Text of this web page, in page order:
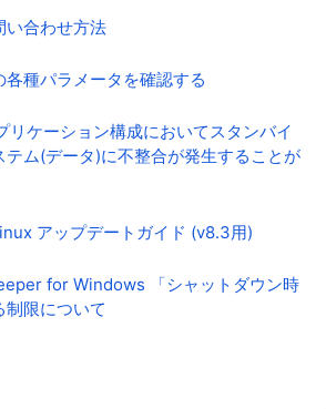
い合わせ方法
各種パラメータを確認する
リケーション構成においてスタンバイ
テム(データ)に不整合が発生することが
アップデートガイド (v8.3用)
for Windows 「シャットダウン時
制限について